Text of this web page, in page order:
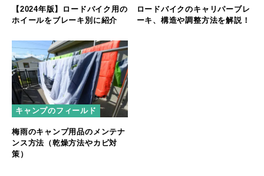
【2024年版】ロードバイク用の
ホイールをブレーキ別に紹介
ロードバイクのキャリパーブレ
ーキ、構造や調整方法を解説！
キャンプのフィールド
梅雨のキャンプ用品のメンテナ
ンス方法（乾燥方法やカビ対
策）